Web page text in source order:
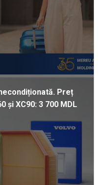
Preț
și XC90: 3 700 MDL